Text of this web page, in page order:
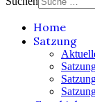
Home
Satzung